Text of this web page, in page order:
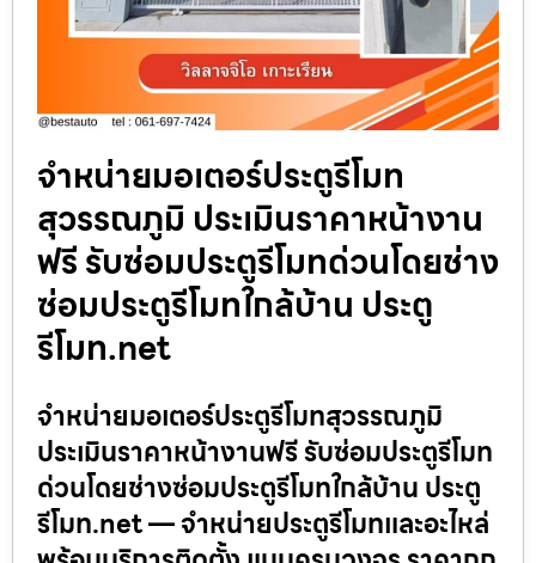
จำหน่ายมอเตอร์ประตูรีโมท
สุวรรณภูมิ ประเมินราคาหน้างาน
ฟรี รับซ่อมประตูรีโมทด่วนโดยช่าง
ซ่อมประตูรีโมทใกล้บ้าน ประตู
รีโมท.net
จำหน่ายมอเตอร์ประตูรีโมทสุวรรณภูมิ
ประเมินราคาหน้างานฟรี รับซ่อมประตูรีโมท
ด่วนโดยช่างซ่อมประตูรีโมทใกล้บ้าน ประตู
รีโมท.net — จำหน่ายประตูรีโมทและอะไหล่